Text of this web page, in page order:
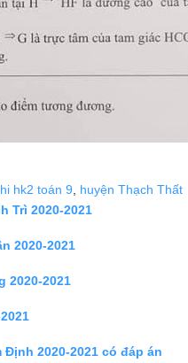
hk2 toán 9
huyện Thạch Thất
Trì 2020-2021
2020-2021
2020-2021
2020-2021 có đáp án